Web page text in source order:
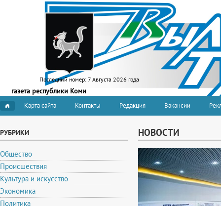
Последний номер: 7 Августа 2026 года
газета республики Коми
Карта сайта Контакты Редакция Вакансии
РУБРИКИ
Общество
Происшествия
Культура и искусство
Экономика
Политика
НОВОСТИ